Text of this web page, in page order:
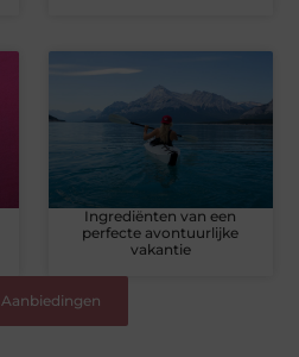
Ingrediënten van een
perfecte avontuurlijke
vakantie
Aanbiedingen